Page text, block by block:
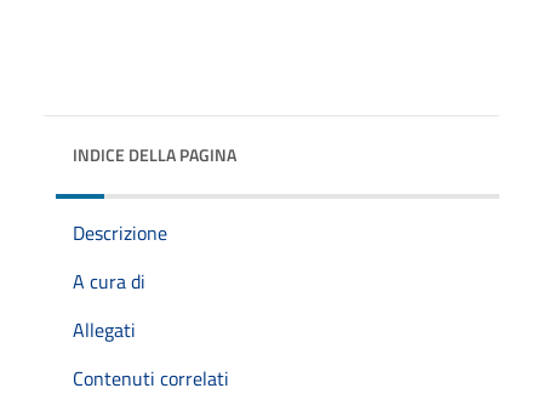
INDICE DELLA PAGINA
Descrizione
A cura di
Allegati
Contenuti correlati